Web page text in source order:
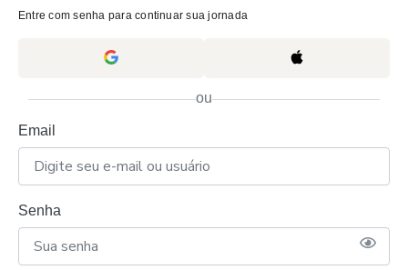
Entre com senha para continuar sua jornada
ou
Email
Senha